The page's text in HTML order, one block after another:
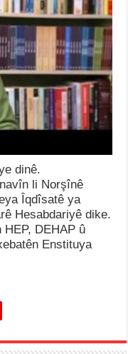
dinê.
li Norşînê
Îqdîsatê ya
Hesabdariyê dike.
HEP, DEHAP û
Enstituya